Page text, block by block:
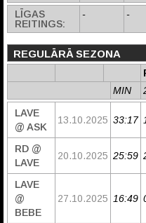
LĪGAS
REITINGS:
- -
REGULĀRĀ SEZONA
MIN
LAVE
@ ASK
13.10.2025 33:17
RD @
LAVE
20.10.2025 25:59
LAVE
@
BEBE
27.10.2025 16:49